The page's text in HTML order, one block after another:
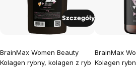
BrainMax Women Beauty
Kolagen rybny, kolagen z ryb
Szczegóły
BrainMax
Kolagen